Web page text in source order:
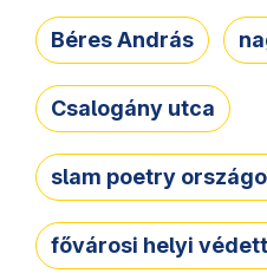
Béres András
Csalogány utca
slam poetry
fővárosi helyi